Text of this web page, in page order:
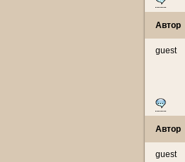
Автор
guest
Автор
guest